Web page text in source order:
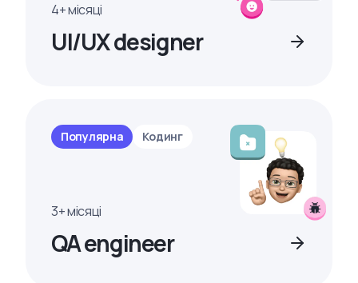
4+ місяці
UI/UX designer
Популярна Кодинг
3+ місяці
QA engineer